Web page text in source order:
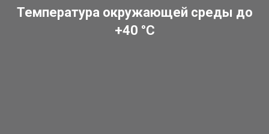
Температура окружающей среды до
+40 °C